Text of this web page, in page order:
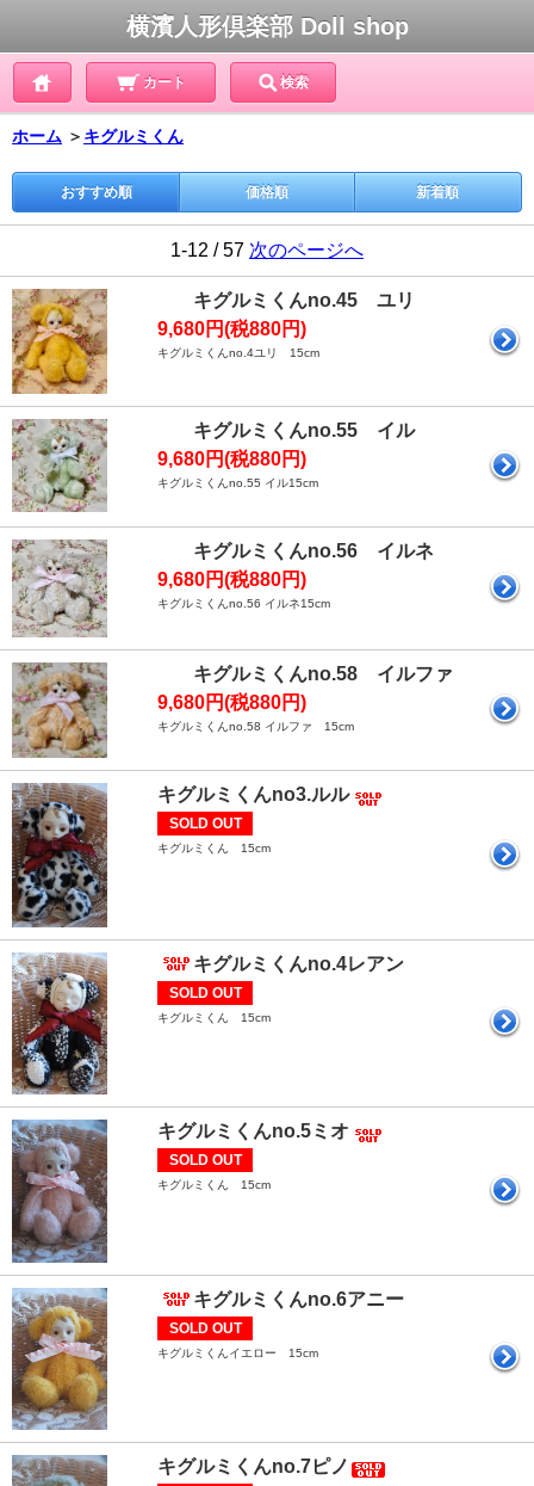
横濱人形倶楽部 Doll shop
カート 検索
ホーム ＞ キグルミくん
おすすめ順 価格順 新着順
1-12 / 57 次のページへ
キグルミくんno.45 ユリ
9,680円(税880円)
キグルミくんno.4ユリ 15cm
キグルミくんno.55 イル
9,680円(税880円)
キグルミくんno.55 イル15cm
キグルミくんno.56 イルネ
9,680円(税880円)
キグルミくんno.56 イルネ15cm
キグルミくんno.58 イルファ
9,680円(税880円)
キグルミくんno.58 イルファ 15cm
キグルミくんno3.ルル
SOLD OUT
キグルミくん 15cm
キグルミくんno.4レアン
SOLD OUT
キグルミくん 15cm
キグルミくんno.5ミオ
SOLD OUT
キグルミくん 15cm
キグルミくんno.6アニー
SOLD OUT
キグルミくんイエロー 15cm
キグルミくんno.7ピノ